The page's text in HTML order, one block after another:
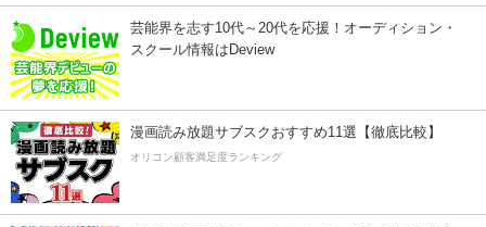
芸能界を志す10代～20代を応援！オーディション・
スクール情報はDeview
漫画読み放題サブスクおすすめ11選【徹底比較】
オリコン顧客満足度ランキング